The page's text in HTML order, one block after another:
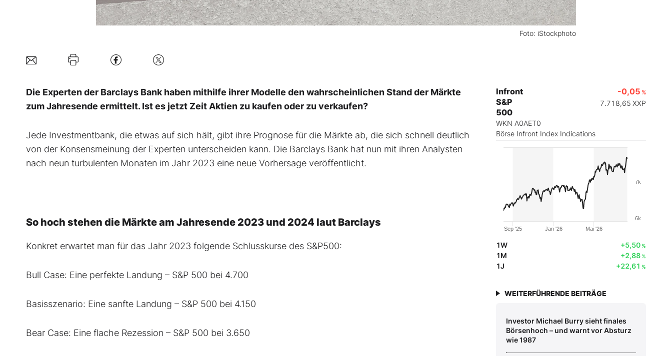
Foto: iStockphoto
Die Experten der Barclays Bank haben mithilfe ihrer Modelle den wahrscheinlichen Stand der Märkte
zum Jahresende ermittelt. Ist es jetzt Zeit Aktien zu kaufen oder zu verkaufen?
Jede Investmentbank, die etwas auf sich hält, gibt ihre Prognose für die Märkte ab, die sich schnell deutlich
von der Konsensmeinung der Experten unterscheiden kann. Die Barclays Bank hat nun mit ihren Analysten
nach neun turbulenten Monaten im Jahr 2023 eine neue Vorhersage veröffentlicht.
So hoch stehen die Märkte am Jahresende 2023 und 2024 laut Barclays
Konkret erwartet man für das Jahr 2023 folgende Schlusskurse des S&P500:
Bull Case: Eine perfekte Landung – S&P 500 bei 4.700
Basisszenario: Eine sanfte Landung – S&P 500 bei 4.150
Bear Case: Eine flache Rezession – S&P 500 bei 3.650
Infront
S&P
500
WKN A0AET0
Börse Infront Index Indications
-0,05 %
7.718,65 XXP
Jan '26
Sep '25 Mai '26
6k
7k
1W +5,50%
1M +2,88%
1J +22,61 %
WEITERFÜHRENDE BEITRÄGE
Investor Michael Burry sieht finales
Börsenhoch – und warnt vor Absturz
wie 1987